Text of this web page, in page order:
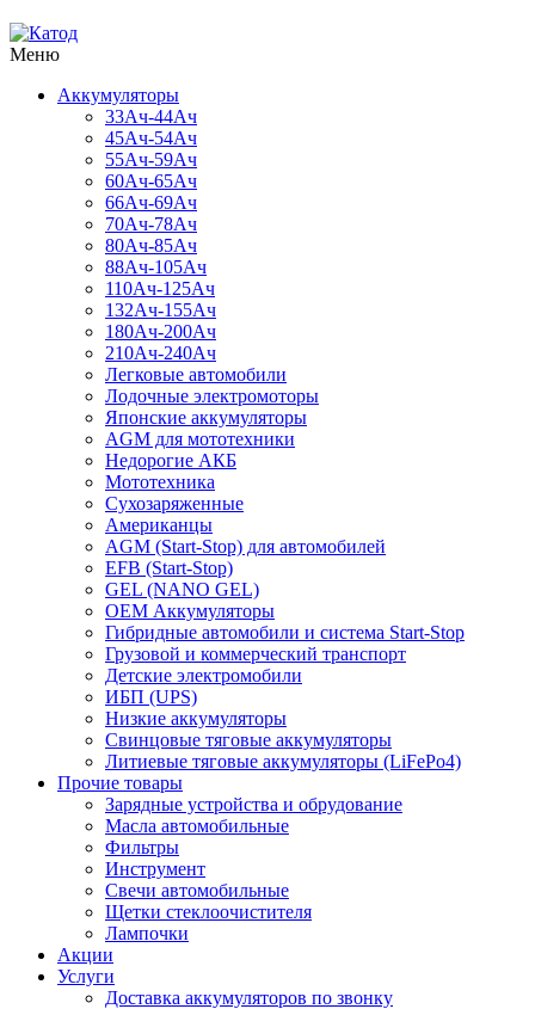
Меню
Аккумуляторы
33Ач-44Ач
45Ач-54Ач
55Ач-59Ач
60Ач-65Ач
66Ач-69Ач
70Ач-78Ач
80Ач-85Ач
88Ач-105Ач
110Ач-125Ач
132Ач-155Ач
180Ач-200Ач
210Ач-240Ач
Легковые автомобили
Лодочные электромоторы
Японские аккумуляторы
AGM для мототехники
Недорогие АКБ
Мототехника
Сухозаряженные
Американцы
AGM (Start-Stop) для автомобилей
EFB (Start-Stop)
GEL (NANO GEL)
OEM Аккумуляторы
Гибридные автомобили и система Start-Stop
Грузовой и коммерческий транспорт
Детские электромобили
ИБП (UPS)
Низкие аккумуляторы
Свинцовые тяговые аккумуляторы
Литиевые тяговые аккумуляторы (LiFePo4)
Прочие товары
Зарядные устройства и обрудование
Масла автомобильные
Фильтры
Инструмент
Свечи автомобильные
Щетки стеклоочистителя
Лампочки
Акции
Услуги
Доставка аккумуляторов по звонку